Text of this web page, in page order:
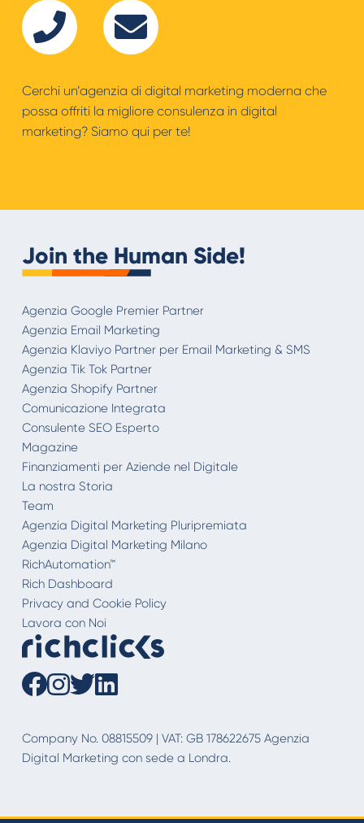
Cerchi un’agenzia di digital marketing moderna che
possa offriti la migliore consulenza in digital
marketing? Siamo qui per te!
Join the Human Side!
Agenzia Google Premier Partner
Agenzia Email Marketing
Agenzia Klaviyo Partner per Email Marketing & SMS
Agenzia Tik Tok Partner
Agenzia Shopify Partner
Comunicazione Integrata
Consulente SEO Esperto
Magazine
Finanziamenti per Aziende nel Digitale
La nostra Storia
Team
Agenzia Digital Marketing Pluripremiata
Agenzia Digital Marketing Milano
RichAutomation™
Rich Dashboard
Privacy and Cookie Policy
Lavora con Noi
Company No. 08815509 | VAT: GB 178622675 Agenzia
Digital Marketing con sede a Londra.